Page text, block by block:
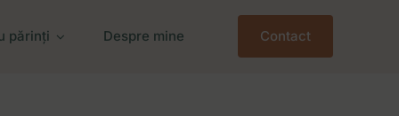
părinți Despre mine Contact